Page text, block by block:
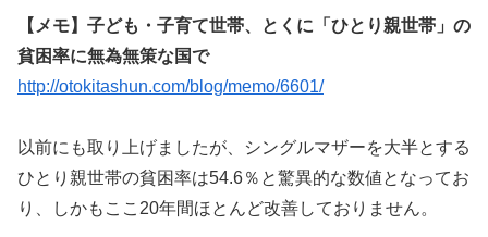
【メモ】子ども・子育て世帯、とくに「ひとり親世帯」の
貧困率に無為無策な国で
http://otokitashun.com/blog/memo/6601/
以前にも取り上げましたが、シングルマザーを大半とする
ひとり親世帯の貧困率は54.6％と驚異的な数値となってお
り、しかもここ20年間ほとんど改善しておりません。